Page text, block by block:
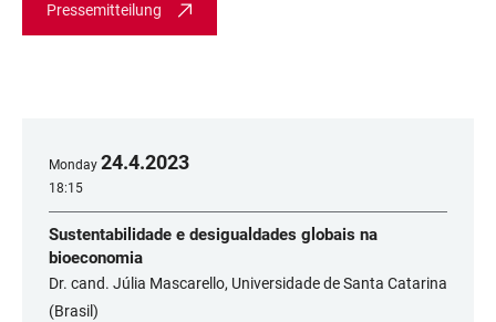
Pressemitteilung
Monday 24.4.2023
18:15
Sustentabilidade e desigualdades globais na
bioeconomia
Dr. cand. Júlia Mascarello, Universidade de Santa Catarina
(Brasil)